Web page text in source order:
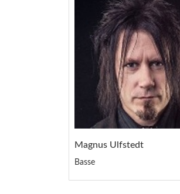
Magnus Ulfstedt
Basse